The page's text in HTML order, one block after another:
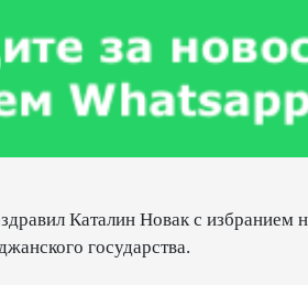
Каталин Новак с избранием
государства.